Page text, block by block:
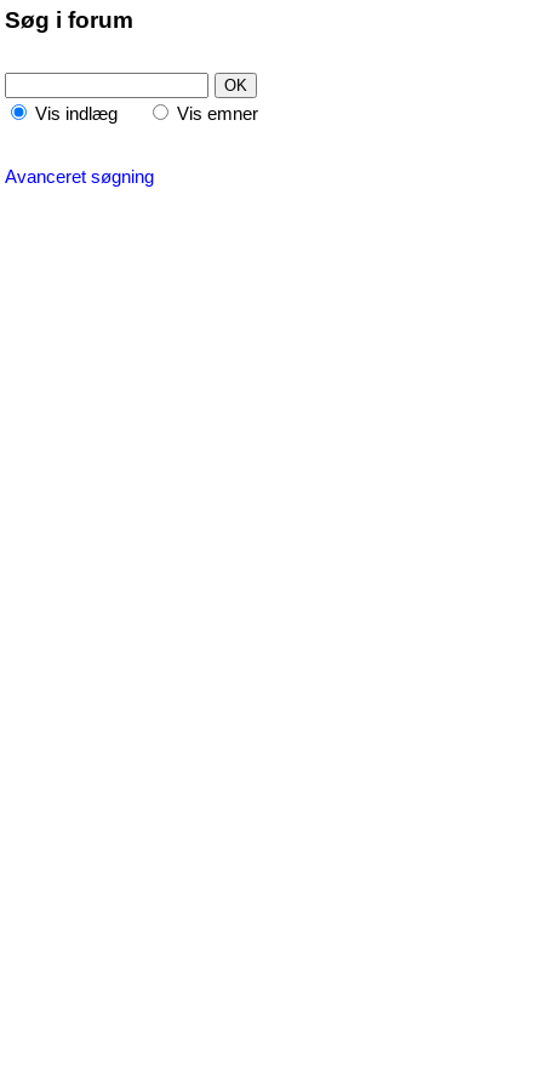
Søg i forum
Vis indlæg Vis emner
Avanceret søgning